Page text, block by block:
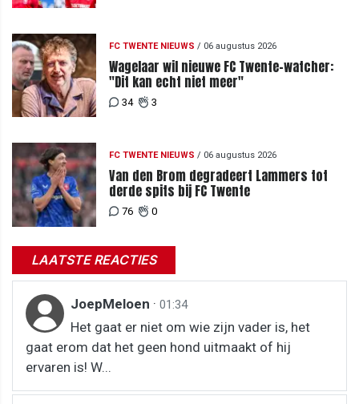
FC TWENTE NIEUWS / 06 augustus 2026
Wagelaar wil nieuwe FC Twente-watcher:
"Dit kan echt niet meer"
34 3
FC TWENTE NIEUWS / 06 augustus 2026
Van den Brom degradeert Lammers tot
derde spits bij FC Twente
76 0
LAATSTE REACTIES
JoepMeloen · 01:34
Het gaat er niet om wie zijn vader is, het
gaat erom dat het geen hond uitmaakt of hij
ervaren is! W...